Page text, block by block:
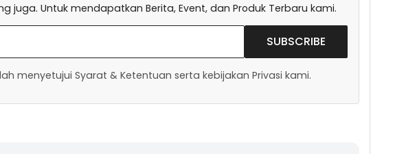
juga. Untuk mendapatkan Berita, Event, dan Produk Terbaru kami.
SUBSCRIBE
menyetujui Syarat & Ketentuan serta kebijakan Privasi kami.